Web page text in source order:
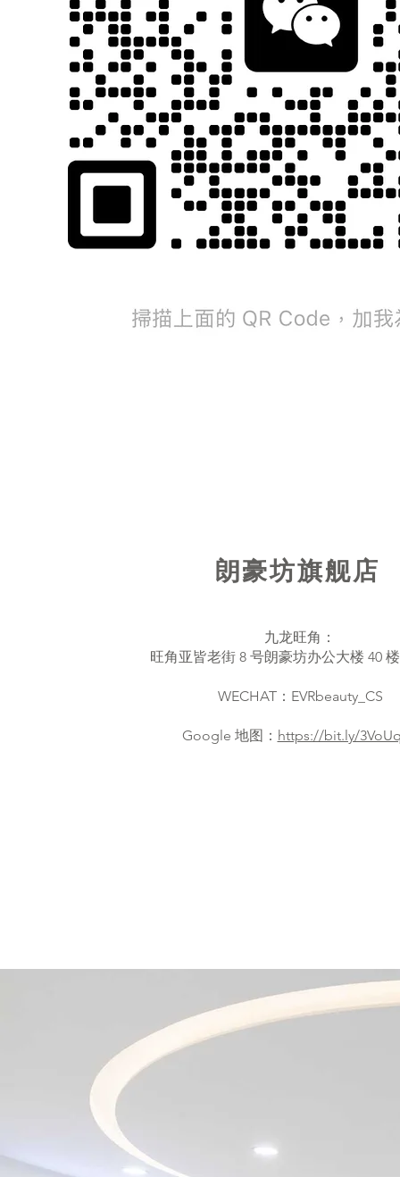
朗豪坊旗舰店
九龙旺角：
旺角亚皆老街 8 号朗豪坊办公大楼 40
WECHAT：EVRbeauty_CS
​Google 地图： https://bit.ly/